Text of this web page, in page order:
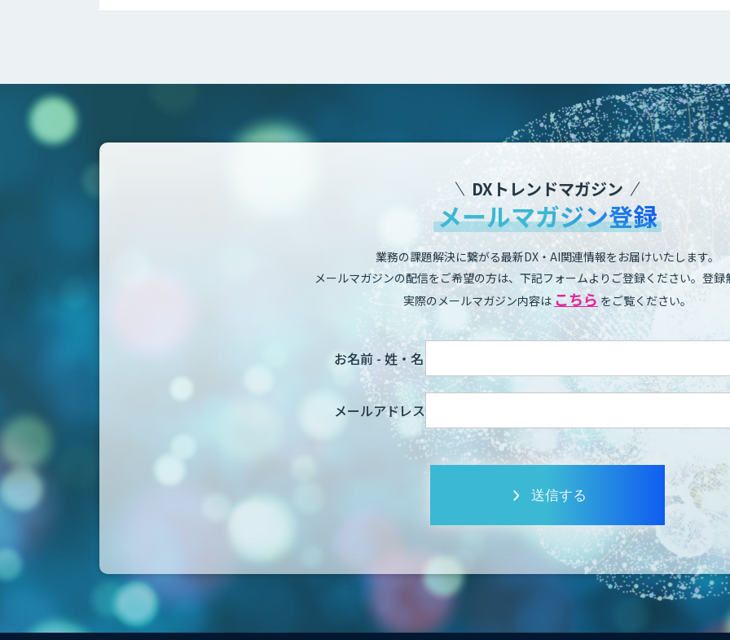
DXトレンドマガジン
メールマガジン登録
業務の課題解決に繋がる最新DX・AI関連情報をお届けいたします。
メールマガジンの配信をご希望の方は、下記フォームよりご登録ください。登録
実際のメールマガジン内容は こちら をご覧ください。
お名前 - 姓・名
メールアドレス
送信する